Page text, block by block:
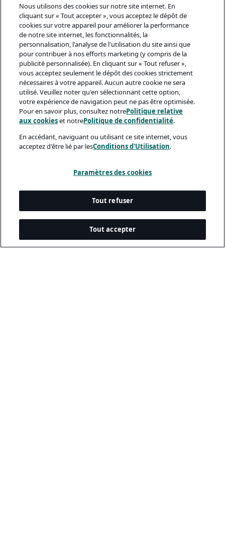
Nous utilisons des cookies sur notre site internet. En
cliquant sur « Tout accepter », vous acceptez le dépôt de
cookies sur votre appareil pour améliorer la performance
de notre site internet, les fonctionnalités, la
personnalisation, l'analyse de l'utilisation du site ainsi que
pour contribuer à nos efforts marketing (y compris de la
publicité personnalisée). En cliquant sur « Tout refuser »,
vous acceptez seulement le dépôt des cookies strictement
nécessaires à votre appareil. Aucun autre cookie ne sera
utilisé. Veuillez noter qu'en sélectionnant cette option,
votre expérience de navigation peut ne pas être optimisée.
Pour en savoir plus, consultez notrePolitique relative
aux cookieset notrePolitique de confidentialité.
En accédant, naviguant ou utilisant ce site internet, vous
acceptez d'être lié par lesConditions d'Utilisation.
Paramètres des cookies
Tout refuser
Tout accepter